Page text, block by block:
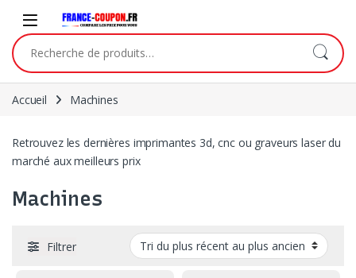
Recherche pour :
Accueil Machines
Retrouvez les dernières imprimantes 3d, cnc ou graveurs laser du
marché aux meilleurs prix
Machines
Filtrer